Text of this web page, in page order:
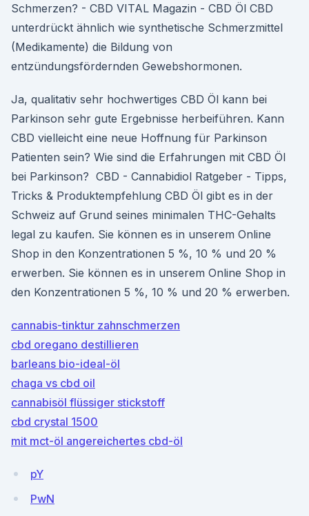
Schmerzen? - CBD VITAL Magazin - CBD Öl CBD
unterdrückt ähnlich wie synthetische Schmerzmittel
(Medikamente) die Bildung von
entzündungsfördernden Gewebshormonen.
Ja, qualitativ sehr hochwertiges CBD Öl kann bei
Parkinson sehr gute Ergebnisse herbeiführen. Kann
CBD vielleicht eine neue Hoffnung für Parkinson
Patienten sein? Wie sind die Erfahrungen mit CBD Öl
bei Parkinson? ️ CBD - Cannabidiol Ratgeber - Tipps,
Tricks & Produktempfehlung CBD Öl gibt es in der
Schweiz auf Grund seines minimalen THC-Gehalts
legal zu kaufen. Sie können es in unserem Online
Shop in den Konzentrationen 5 %, 10 % und 20 %
erwerben. Sie können es in unserem Online Shop in
den Konzentrationen 5 %, 10 % und 20 % erwerben.
cannabis-tinktur zahnschmerzen
cbd oregano destillieren
barleans bio-ideal-öl
chaga vs cbd oil
cannabisöl flüssiger stickstoff
cbd crystal 1500
mit mct-öl angereichertes cbd-öl
pY
PwN